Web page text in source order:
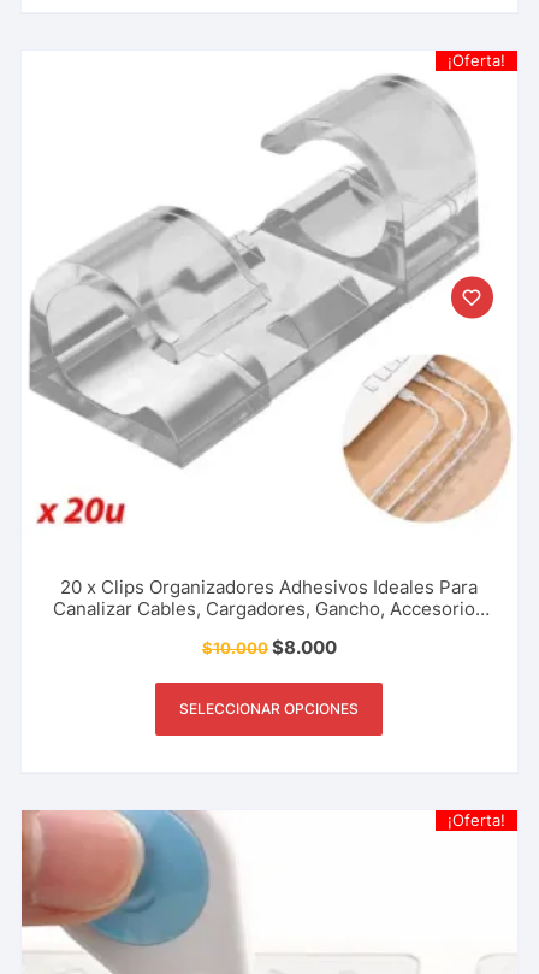
¡Oferta!
20 x Clips Organizadores Adhesivos Ideales Para
Canalizar Cables, Cargadores, Gancho, Accesorios
$10.000$8.000
SELECCIONAR OPCIONES
¡Oferta!